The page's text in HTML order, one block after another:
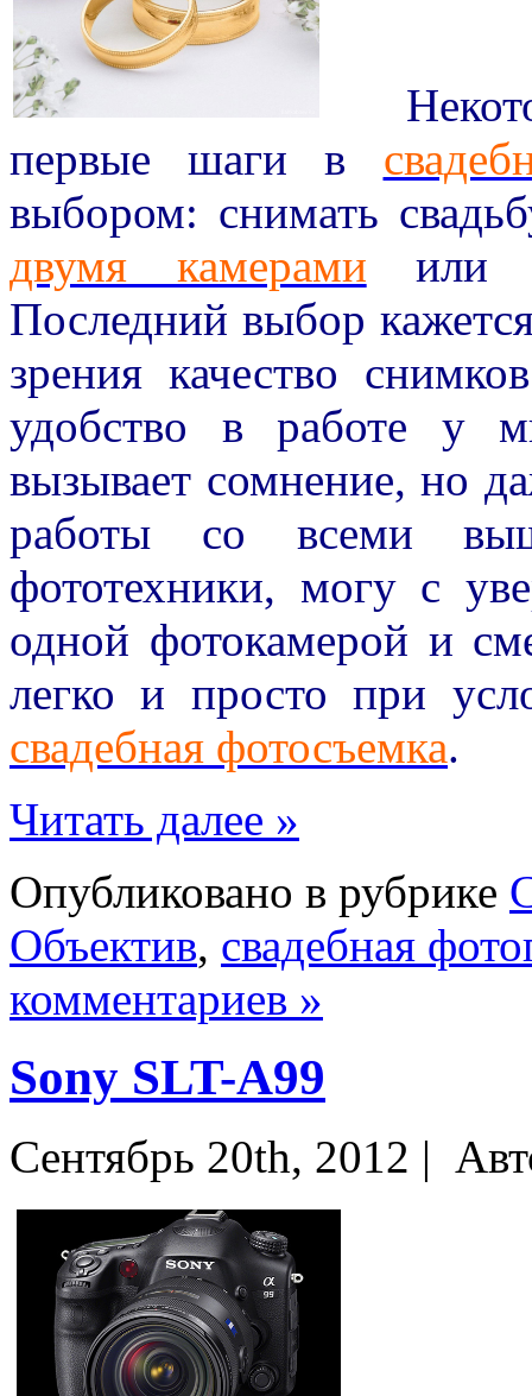
первые шаги в
выбором: снимать
двумя камерами
Последний выбор
зрения качество
удобство в работе у
вызывает сомнение, но
работы со всеми
фототехники, могу с
одной фотокамерой и
легко и просто при
свадебная фотосъемка.
Читать далее »
Опубликовано в рубрике
Объектив, свадебная
комментариев »
Sony SLT-A99
Сентябрь 20th, 2012 |